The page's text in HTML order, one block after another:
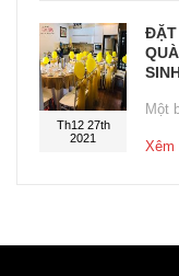
Th12 27th
2021
ĐẶT
Một
Xêm